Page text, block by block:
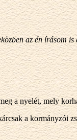
az én írásom
a nyelét, mely
a kormányzói